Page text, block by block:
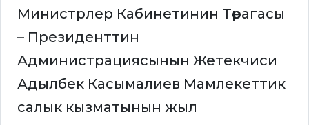
Министрлер Кабинетинин Төрагасы
– Президенттин
Администрациясынын Жетекчиси
Адылбек Касымалиев Мамлекеттик
салык кызматынын жыл